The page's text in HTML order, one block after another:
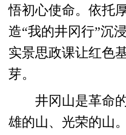
悟初心使命。依托
造“我的井冈行”沉
实景思政课让红色
芽。
井冈山是革命的
雄的山、光荣的山